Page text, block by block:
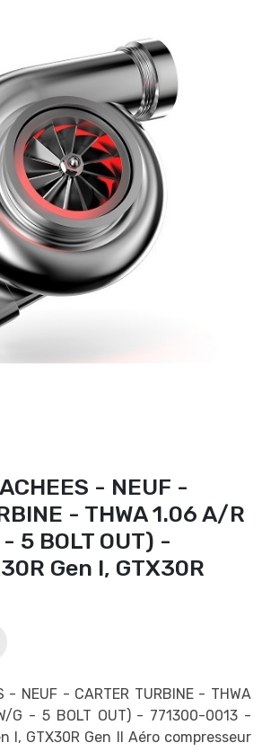
- NEUF -
- THWA 1.06 A/R
5 BOLT OUT) -
Gen I, GTX30R
- NEUF - CARTER TURBINE - THWA
G - 5 BOLT OUT) - 771300-0013 -
I, GTX30R Gen II Aéro compresseur